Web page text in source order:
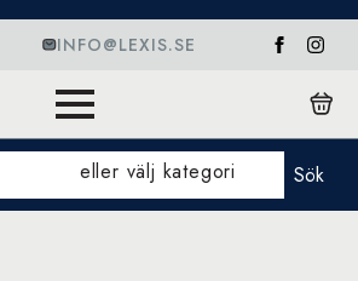
INFO@LEXIS.SE
eller välj kategori Sök